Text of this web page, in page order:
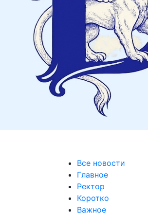
Все новости
Главное
Ректор
Коротко
Важное